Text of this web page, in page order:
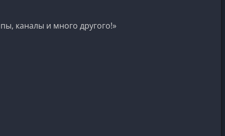
каналы и много другого!»